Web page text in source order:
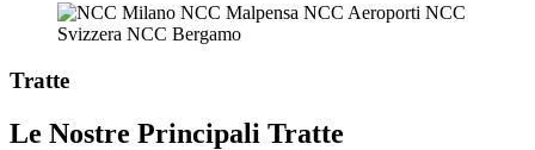
Tratte
Le Nostre Principali Tratte